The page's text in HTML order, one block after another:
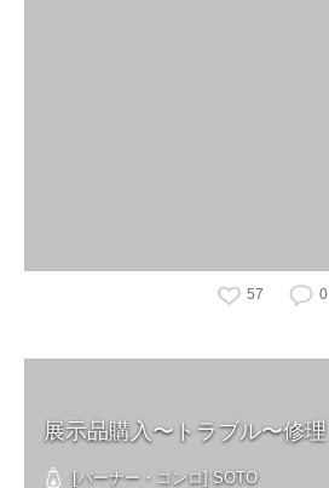
57 0
展示品購入〜トラブル〜修理
[バーナー・コンロ] SOTO